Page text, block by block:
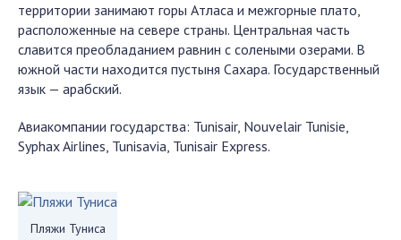
территории занимают горы Атласа и межгорные плато,
расположенные на севере страны. Центральная часть
славится преобладанием равнин с солеными озерами. В
южной части находится пустыня Сахара. Государственный
язык — арабский.
Авиакомпании государства: Tunisair, Nouvelair Tunisie,
Syphax Airlines, Tunisavia, Tunisair Express.
Пляжи Туниса